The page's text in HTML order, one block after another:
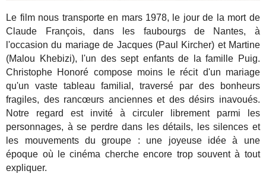
Le film nous transporte en mars 1978, le jour de la mort de
Claude François, dans les faubourgs de Nantes, à
l'occasion du mariage de Jacques (Paul Kircher) et Martine
(Malou Khebizi), l'un des sept enfants de la famille Puig.
Christophe Honoré compose moins le récit d'un mariage
qu'un vaste tableau familial, traversé par des bonheurs
fragiles, des rancœurs anciennes et des désirs inavoués.
Notre regard est invité à circuler librement parmi les
personnages, à se perdre dans les détails, les silences et
les mouvements du groupe : une joyeuse idée à une
époque où le cinéma cherche encore trop souvent à tout
expliquer.